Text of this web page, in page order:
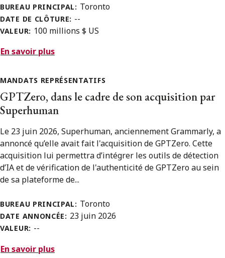
BUREAU PRINCIPAL: Toronto
DATE DE CLÔTURE: --
VALEUR: 100 millions $ US
En savoir plus
MANDATS REPRÉSENTATIFS
GPTZero, dans le cadre de son acquisition par
Superhuman
Le 23 juin 2026, Superhuman, anciennement Grammarly, a
annoncé qu’elle avait fait l'acquisition de GPTZero. Cette
acquisition lui permettra d’intégrer les outils de détection
d’IA et de vérification de l'authenticité de GPTZero au sein
de sa plateforme de...
BUREAU PRINCIPAL: Toronto
DATE ANNONCÉE: 23 juin 2026
VALEUR: --
En savoir plus